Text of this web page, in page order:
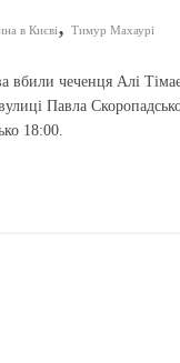
в Києві,Тимур Махаурі
вбили чеченця Алі
Павла
18:00.